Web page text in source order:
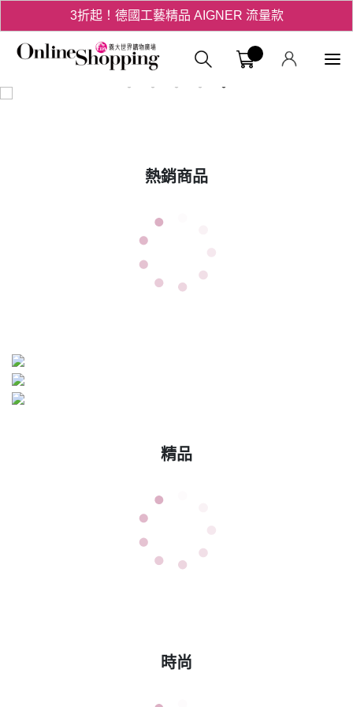
3折起！德國工藝精品 AIGNER 流量款
爸氣十足 - 父親節精選專區
用心愛你！七夕星選禮遇！
義大購物
熱銷商品
精品
時尚